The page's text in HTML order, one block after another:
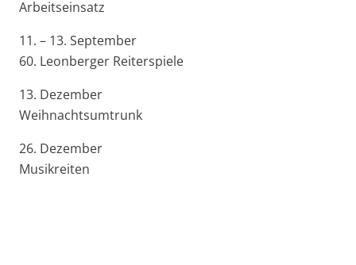
Arbeitseinsatz
11. – 13. September
60. Leonberger Reiterspiele
13. Dezember
Weihnachtsumtrunk
26. Dezember
Musikreiten